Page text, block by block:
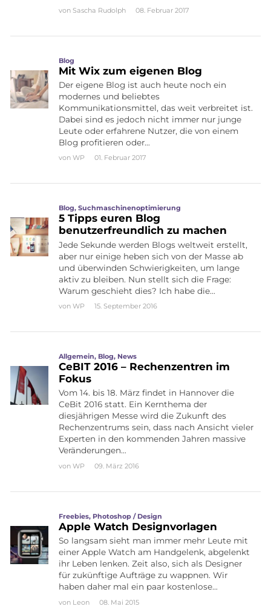
vonSascha Rudolph 08. Februar 2017
Blog
Mit Wix zum eigenen Blog
Der eigene Blog ist auch heute noch ein
modernes und beliebtes
Kommunikationsmittel, das weit verbreitet ist.
Dabei sind es jedoch nicht immer nur junge
Leute oder erfahrene Nutzer, die von einem
Blog profitieren oder…
vonWP 01. Februar 2017
Blog,Suchmaschinenoptimierung
5 Tipps euren Blog
benutzerfreundlich zu machen
Jede Sekunde werden Blogs weltweit erstellt,
aber nur einige heben sich von der Masse ab
und überwinden Schwierigkeiten, um lange
aktiv zu bleiben. Nun stellt sich die Frage:
Warum geschieht dies? Ich habe die…
vonWP 15. September 2016
Allgemein, Blog, News
CeBIT 2016 – Rechenzentren im
Fokus
Vom 14. bis 18. März findet in Hannover die
CeBit 2016 statt. Ein Kernthema der
diesjährigen Messe wird die Zukunft des
Rechenzentrums sein, dass nach Ansicht vieler
Experten in den kommenden Jahren massive
Veränderungen…
vonWP 09. März 2016
Freebies, Photoshop / Design
Apple Watch Designvorlagen
So langsam sieht man immer mehr Leute mit
einer Apple Watch am Handgelenk, abgelenkt
ihr Leben lenken. Zeit also, sich als Designer
für zukünftige Aufträge zu wappnen. Wir
haben daher mal ein paar kostenlose…
von Leon 08. Mai 2015